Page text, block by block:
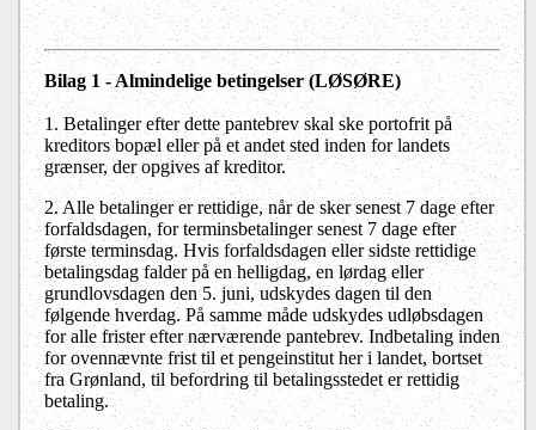
Bilag 1 - Almindelige betingelser (LØSØRE)
1. Betalinger efter dette pantebrev skal ske portofrit på
kreditors bopæl eller på et andet sted inden for landets
grænser, der opgives af kreditor.
2. Alle betalinger er rettidige, når de sker senest 7 dage efter
forfaldsdagen, for terminsbetalinger senest 7 dage efter
første terminsdag. Hvis forfaldsdagen eller sidste rettidige
betalingsdag falder på en helligdag, en lørdag eller
grundlovsdagen den 5. juni, udskydes dagen til den
følgende hverdag. På samme måde udskydes udløbsdagen
for alle frister efter nærværende pantebrev. Indbetaling inden
for ovennævnte frist til et pengeinstitut her i landet, bortset
fra Grønland, til befordring til betalingsstedet er rettidig
betaling.